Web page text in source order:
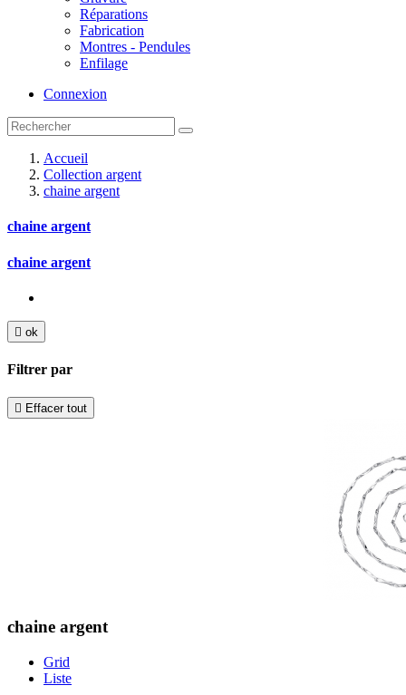
Réparations
Fabrication
Montres - Pendules
Enfilage
Connexion
Accueil
Collection argent
chaine argent
chaine argent
chaine argent
 ok
Filtrer par
 Effacer tout
chaine argent
Grid
Liste